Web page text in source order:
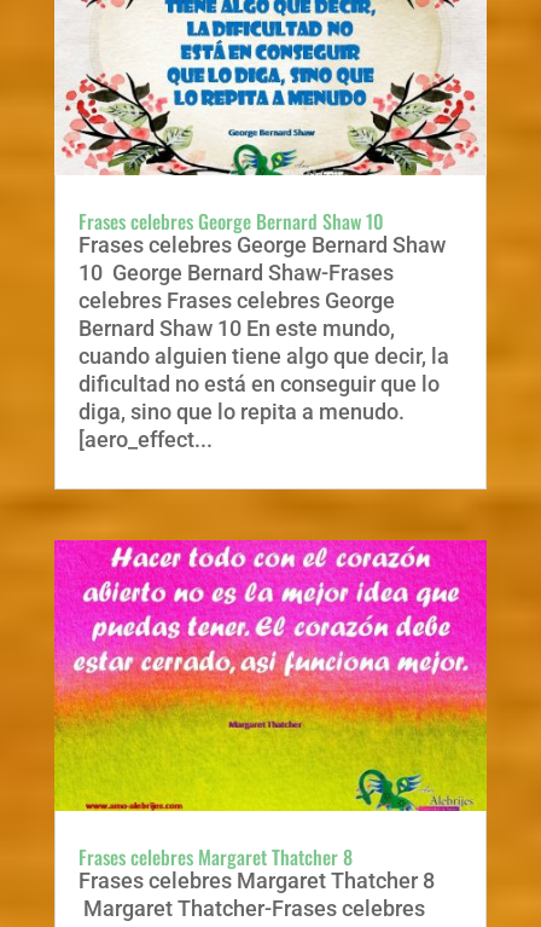
Frases celebres George Bernard Shaw 10
Frases celebres George Bernard Shaw
10 George Bernard Shaw-Frases
celebres Frases celebres George
Bernard Shaw 10 En este mundo,
cuando alguien tiene algo que decir, la
dificultad no está en conseguir que lo
diga, sino que lo repita a menudo.
[aero_effect...
Frases celebres Margaret Thatcher 8
Frases celebres Margaret Thatcher 8
Margaret Thatcher-Frases celebres